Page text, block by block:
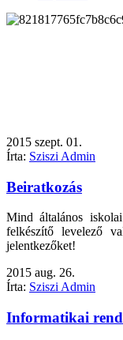
2015 szept. 01.
Írta: Sziszi Admin
Beiratkozás
Mind általános
felkészítő levelező
jelentkezőket!
2015 aug. 26.
Írta: Sziszi Admin
Informatikai